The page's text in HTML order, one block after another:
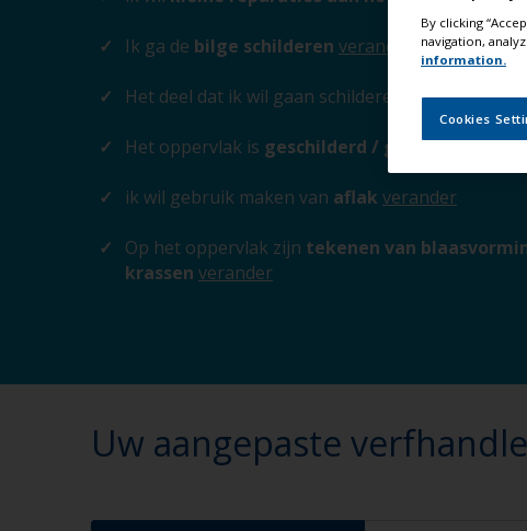
Ik ga de bilge schilderen verander
Het deel dat ik wil gaan schilderen hout /
Het oppervlak is geschilderd / gevernist
ik wil gebruik maken van aflak verander
Op het oppervlak zijn tekenen van
krassen verander
Uw aangepaste
By clicking
navigation,
information.
Cookies